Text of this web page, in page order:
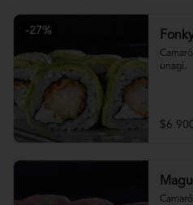
-27%
unagi.